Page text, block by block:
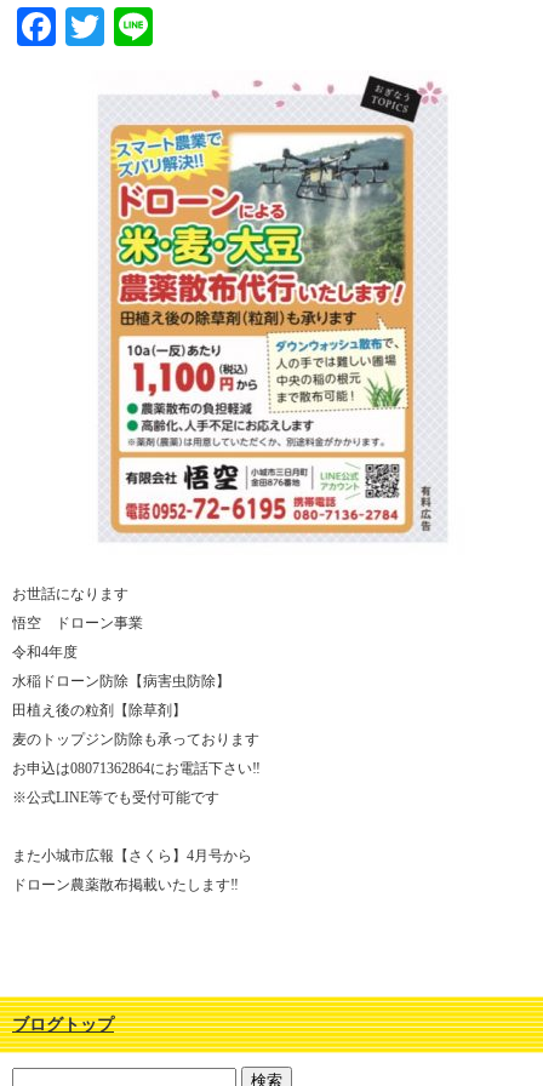
Facebook
Twitter
お世話になります
悟空 ドローン事業
令和4年度
水稲ドローン防除【病害虫防除】
田植え後の粒剤【除草剤】
麦のトップジン防除も承っております
お申込は08071362864にお電話下さい‼︎
※公式LINE等でも受付可能です
また小城市広報【さくら】4月号から
ドローン農薬散布掲載いたします‼︎
ブログトップ